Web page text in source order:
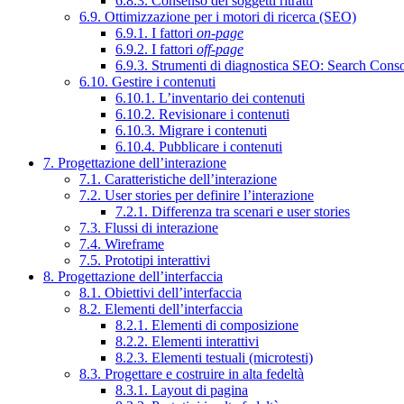
6.9. Ottimizzazione per i motori di ricerca (SEO)
6.9.1. I fattori on-page
6.9.2. I fattori off-page
6.9.3. Strumenti di diagnostica SEO: Search
6.10. Gestire i contenuti
6.10.1. L’inventario dei contenuti
6.10.2. Revisionare i contenuti
6.10.3. Migrare i contenuti
6.10.4. Pubblicare i contenuti
7. Progettazione dell’interazione
7.1. Caratteristiche dell’interazione
7.2. User stories per definire l’interazione
7.2.1. Differenza tra scenari e user stories
7.3. Flussi di interazione
7.4. Wireframe
7.5. Prototipi interattivi
8. Progettazione dell’interfaccia
8.1. Obiettivi dell’interfaccia
8.2. Elementi dell’interfaccia
8.2.1. Elementi di composizione
8.2.2. Elementi interattivi
8.2.3. Elementi testuali (microtesti)
8.3. Progettare e costruire in alta fedeltà
8.3.1. Layout di pagina